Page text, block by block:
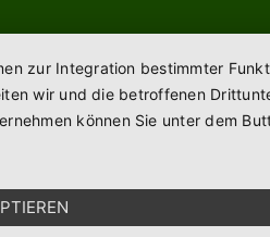
zur Integration bestimmter
wir und die betroffenen
können Sie unter dem